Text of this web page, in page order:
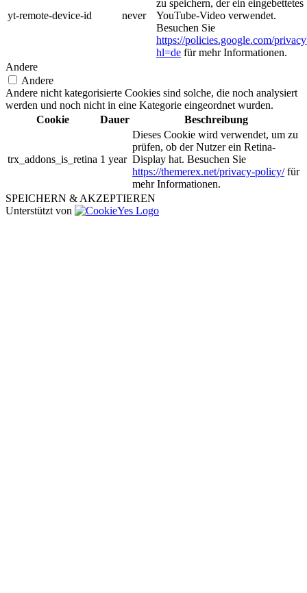
yt-remote-device-id never
zu speichern, der ein eingebettetes
YouTube-Video verwendet.
Besuchen Sie
https://policies.google.com/
hl=de für mehr Informationen.
Andere
Andere
Andere nicht kategorisierte Cookies sind solche, die noch analysiert
werden und noch nicht in eine Kategorie eingeordnet wurden.
Cookie
Dauer Beschreibung
trx_addons_is_retina 1 year
Dieses Cookie wird verwendet, um zu
prüfen, ob der Nutzer ein Retina-
Display hat. Besuchen Sie
https://themerex.net/privacy-policy/für
mehr Informationen.
SPEICHERN & AKZEPTIEREN
Unterstützt von